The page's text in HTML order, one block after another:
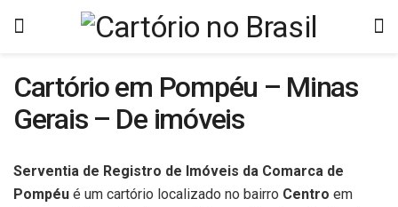
Cartório em Pompéu – Minas
Gerais – De imóveis
Serventia de Registro de Imóveis da Comarca de
Pompéu é um cartório localizado no bairro Centro em